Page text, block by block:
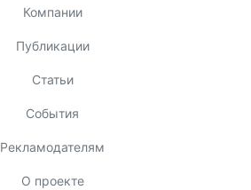
Компании
Публикации
Статьи
События
Рекламодателям
О проекте